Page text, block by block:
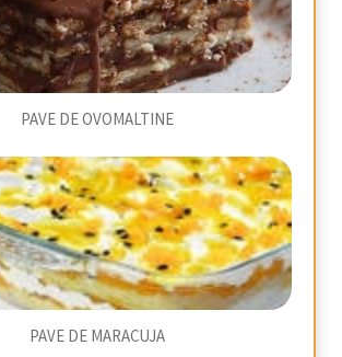
PAVE DE OVOMALTINE
PAVE DE MARACUJA